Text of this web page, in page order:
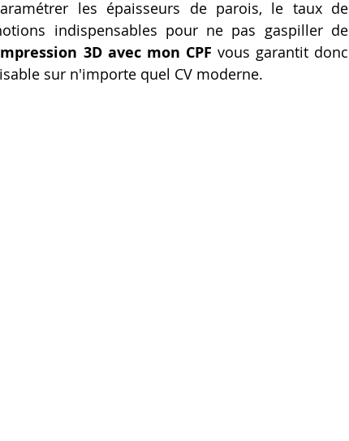
les épaisseurs de parois, le taux de
indispensables pour ne pas gaspiller de
3D avec mon CPF vous garantit donc
sur n'importe quel CV moderne.